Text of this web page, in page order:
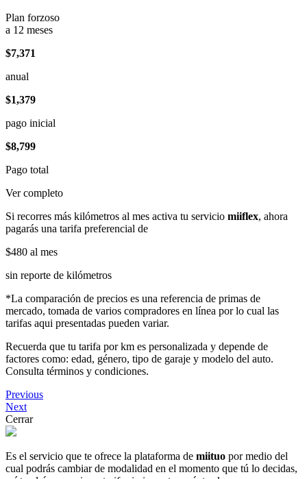
Plan forzoso
a 12 meses
$7,371
anual
$1,379
pago inicial
$8,799
Pago total
Ver completo
Si recorres más kilómetros al mes activa tu servicio miiflex, ahora
pagarás una tarifa preferencial de
$480 al mes
sin reporte de kilómetros
*La comparación de precios es una referencia de primas de
mercado, tomada de varios compradores en línea por lo cual las
tarifas aqui presentadas pueden variar.
Recuerda que tu tarifa por km es personalizada y depende de
factores como: edad, género, tipo de garaje y modelo del auto.
Consulta términos y condiciones.
Previous
Next
Cerrar
Es el servicio que te ofrece la plataforma de miituo por medio del
cual podrás cambiar de modalidad en el momento que tú lo decidas,